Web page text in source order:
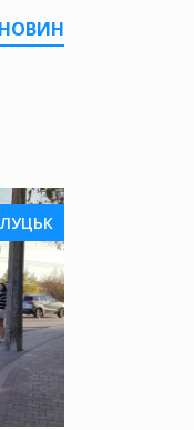
ЛУЦЬК